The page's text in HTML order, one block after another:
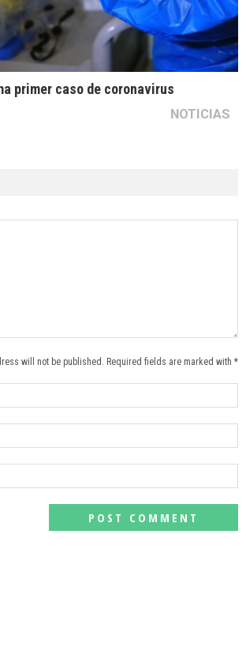
primer caso de coronavirus
NOTICIAS
will not be published. Required fields are marked with *